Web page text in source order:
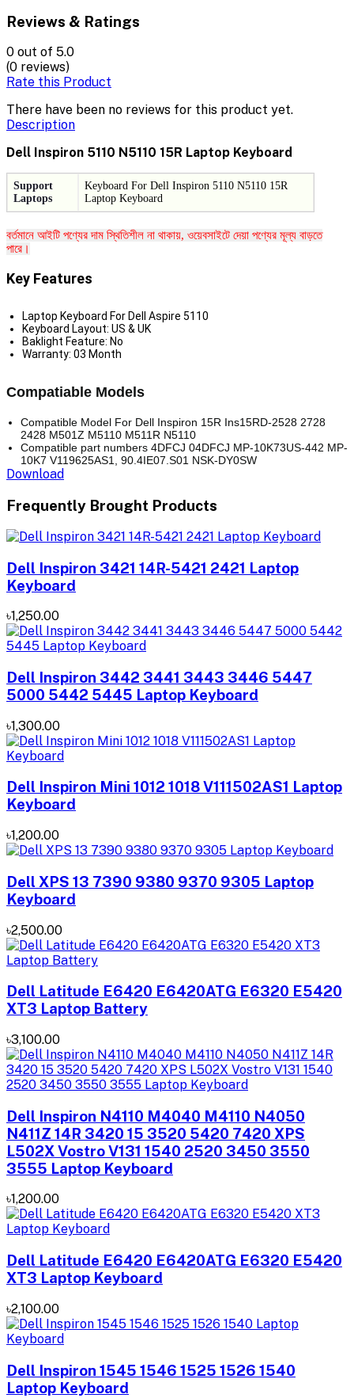
Reviews & Ratings
0 out of 5.0
(0 reviews)
Rate this Product
There have been no reviews for this product yet.
Description
Dell Inspiron 5110 N5110 15R Laptop Keyboard
Support
Laptops
Keyboard For Dell Inspiron 5110 N5110 15R
Laptop Keyboard
বর্তমানে আইটি পণ্যের দাম স্থিতিশীল না থাকায়, ওয়েবসাইটে দেয়া পণ্যের মূল্য বাড়তে
পারে।
Key Features
Laptop Keyboard For Dell Aspire 5110
Keyboard Layout: US & UK
Baklight Feature: No
Warranty: 03 Month
Compatiable Models
Compatible Model For Dell Inspiron 15R Ins15RD-2528 2728
2428 M501Z M5110 M511R N5110
Compatible part numbers 4DFCJ 04DFCJ MP-10K73US-442 MP-
10K7 V119625AS1, 90.4IE07.S01 NSK-DY0SW
Download
Frequently Brought Products
Dell Inspiron 3421 14R-5421 2421 Laptop
Keyboard
৳1,250.00
Dell Inspiron 3442 3441 3443 3446 5447
5000 5442 5445 Laptop Keyboard
৳1,300.00
Dell Inspiron Mini 1012 1018 V111502AS1 Laptop
Keyboard
৳1,200.00
Dell XPS 13 7390 9380 9370 9305 Laptop
Keyboard
৳2,500.00
Dell Latitude E6420 E6420ATG E6320 E5420
XT3 Laptop Battery
৳3,100.00
Dell Inspiron N4110 M4040 M4110 N4050
N411Z 14R 3420 15 3520 5420 7420 XPS
L502X Vostro V131 1540 2520 3450 3550
3555 Laptop Keyboard
৳1,200.00
Dell Latitude E6420 E6420ATG E6320 E5420
XT3 Laptop Keyboard
৳2,100.00
Dell Inspiron 1545 1546 1525 1526 1540
Laptop Keyboard